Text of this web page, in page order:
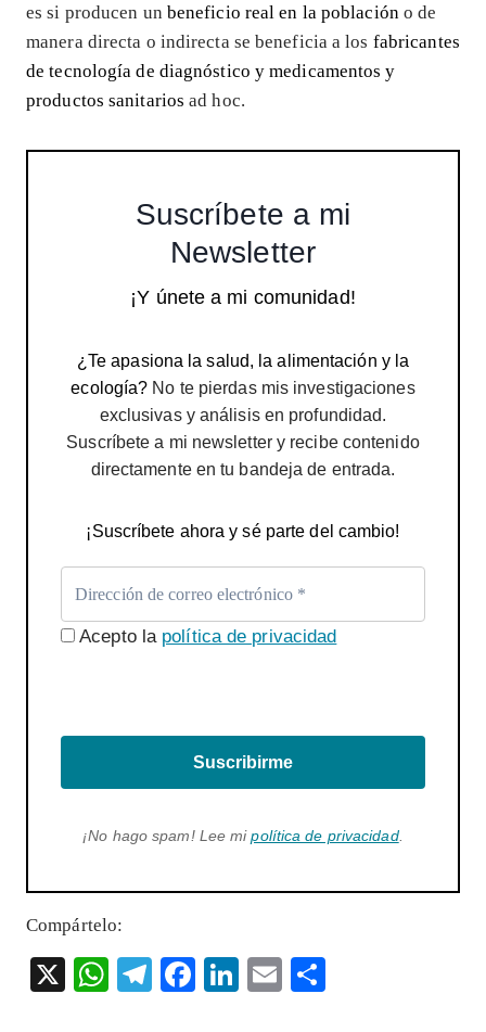
es si producen un beneficio real en la población o de
manera directa o indirecta se beneficia a los fabricantes
de tecnología de diagnóstico y medicamentos y
productos sanitarios ad hoc.
Suscríbete a mi
Newsletter
¡Y únete a mi comunidad!
¿Te apasiona la salud, la alimentación y la
ecología? No te pierdas mis investigaciones
exclusivas y análisis en profundidad.
Suscríbete a mi newsletter y recibe contenido
directamente en tu bandeja de entrada.
¡Suscríbete ahora y sé parte del cambio!
Acepto la política de privacidad
Suscribirme
¡No hago spam! Lee mipolítica de privacidad.
Compártelo:
X
W T
F
Li E